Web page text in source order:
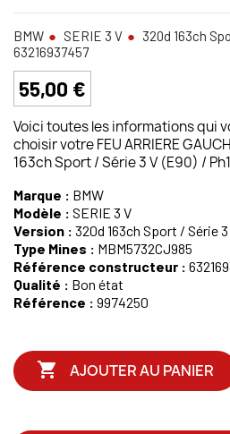
BMW SERIE 3 V
320d 163ch
63216937457
55,00 €
Voici toutes les informations qui
choisir votre FEU ARRIERE
163ch Sport / Série 3 V (E90) /
Marque : BMW
Modèle : SERIE 3 V
Version : 320d 163ch Sport / Série 3
Type Mines : MBM5732CJ985
Référence constructeur :
Qualité : Bon état
Référence : 9974250
 AJOUTER AU PANIER